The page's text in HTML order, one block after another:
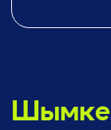
tiktok